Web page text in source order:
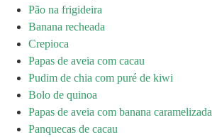
Pão na frigideira
Banana recheada
Crepioca
Papas de aveia com cacau
Pudim de chia com puré de kiwi
Bolo de quinoa
Papas de aveia com banana caramelizada
Panquecas de cacau